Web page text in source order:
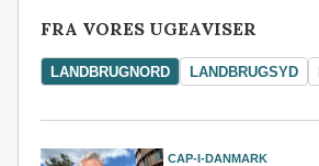
FRA VORES UGEAVISER
LANDBRUGNORD LANDBRUGSYD
CAP-I-DANMARK